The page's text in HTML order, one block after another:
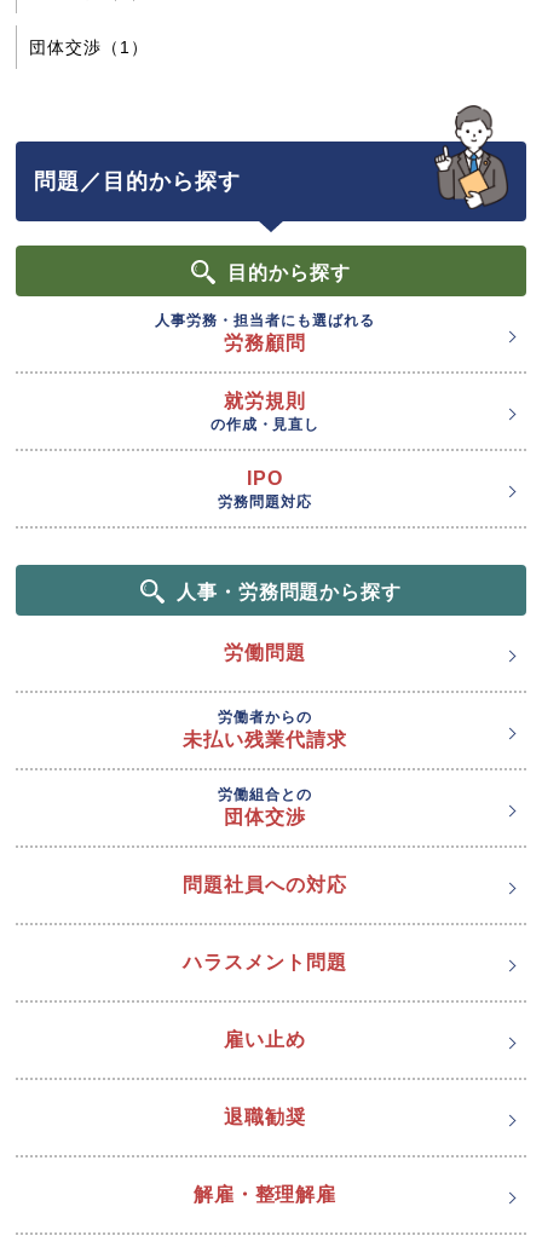
団体交渉（1）
問題／目的から探す
目的から探す
人事労務・担当者にも選ばれる
労務顧問
就労規則
の作成・見直し
IPO
労務問題対応
人事・労務問題から探す
労働問題
労働者からの
未払い残業代請求
労働組合との
団体交渉
問題社員への対応
ハラスメント問題
雇い止め
退職勧奨
解雇・整理解雇